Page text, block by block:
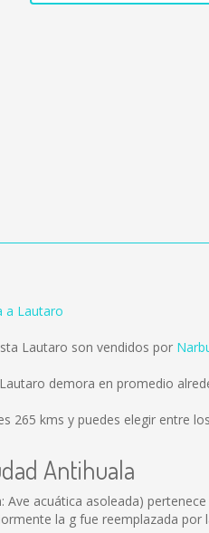
a Lautaro
Lautaro son vendidos por
demora en promedio
265 kms y puedes elegir entre
Antihuala
Ave acuática asoleada)
la g fue reemplazada